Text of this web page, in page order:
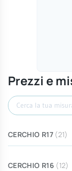
Prezzi e
Cerca misura
CERCHIO R17 (21)
CERCHIO R16 (12)